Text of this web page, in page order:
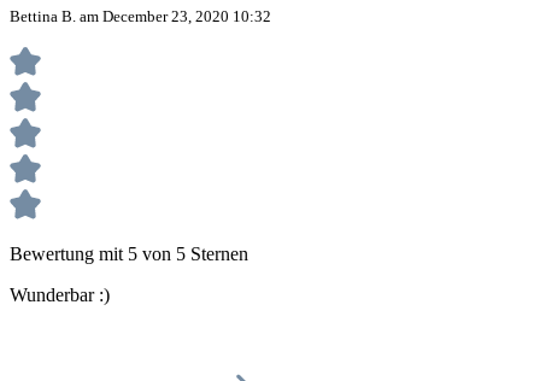
Bettina B. am December 23, 2020 10:32
Bewertung mit 5 von 5 Sternen
Wunderbar :)